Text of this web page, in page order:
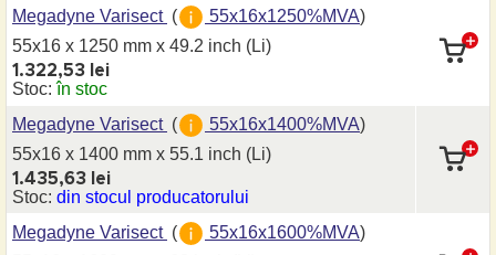
Megadyne Varisect ( 55x16x1250%MVA)
55x16 x 1250 mm x 49.2 inch (Li)
1.322,53 lei
Stoc:în stoc
Megadyne Varisect ( 55x16x1400%MVA)
55x16 x 1400 mm x 55.1 inch (Li)
1.435,63 lei
Stoc: din stocul producatorului
Megadyne Varisect ( 55x16x1600%MVA)